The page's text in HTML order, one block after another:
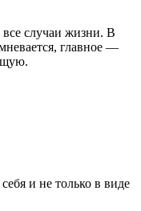
случаи жизни. В
главное —
и не только в виде